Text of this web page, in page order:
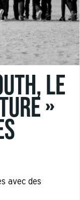
le
»
avec des